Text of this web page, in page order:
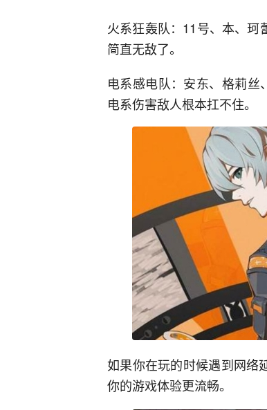
火系狂轰队：11号、本、珂
简直无敌了。
电系感电队：安东、格莉
电系伤害敌人根本扛不住。
如果你在玩的时候遇到网络
你的游戏体验更流畅。